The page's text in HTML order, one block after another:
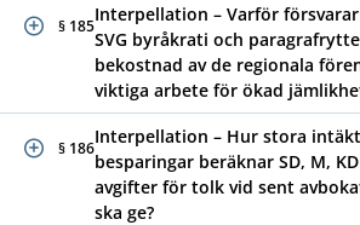
§ 185
Interpellation – Varför försvarar
SVG byråkrati och
bekostnad av de regionala
viktiga arbete för ökad
§ 186
Interpellation – Hur stora
besparingar beräknar SD, M,
avgifter för tolk vid sent
ska ge?